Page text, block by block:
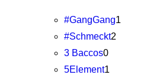
#GangGang1
#Schmeckt2
3 Baccos0
5Element1